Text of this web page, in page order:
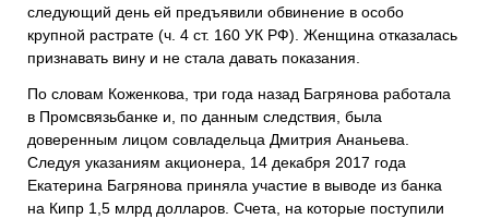
следующий день ей предъявили обвинение в особо
крупной растрате (ч. 4 ст. 160 УК РФ). Женщина отказалась
признавать вину и не стала давать показания.
По словам Коженкова, три года назад Багрянова работала
в Промсвязьбанке и, по данным следствия, была
доверенным лицом совладельца Дмитрия Ананьева.
Следуя указаниям акционера, 14 декабря 2017 года
Екатерина Багрянова приняла участие в выводе из банка
на Кипр 1,5 млрд долларов. Счета, на которые поступили